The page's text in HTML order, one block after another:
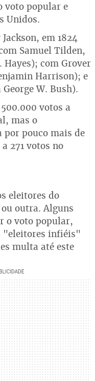
voto popular e
Unidos.
em 1824
Samuel Tilden,
Hayes); com Grover
Harrison); e
W. Bush).
votos a
mas o
por pouco mais de
271 votos no
eleitores do
outra. Alguns
o voto popular,
"eleitores infiéis"
multa até este